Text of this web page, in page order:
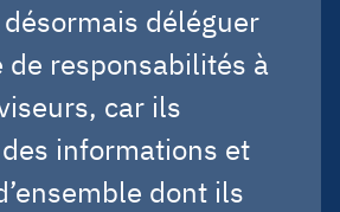
déléguer
de responsabilités à
car ils
informations et
dont ils